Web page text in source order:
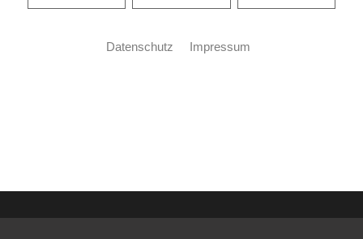
Datenschutz Impressum